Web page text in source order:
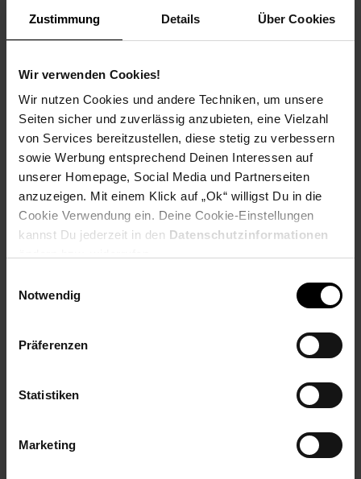
Zustimmung Details Über Cookies
Wir verwenden Cookies!
Wir nutzen Cookies und andere Techniken, um unsere
Seiten sicher und zuverlässig anzubieten, eine Vielzahl
von Services bereitzustellen, diese stetig zu verbessern
sowie Werbung entsprechend Deinen Interessen auf
unserer Homepage, Social Media und Partnerseiten
anzuzeigen. Mit einem Klick auf „Ok“ willigst Du in die
Cookie Verwendung ein. Deine Cookie-Einstellungen
kannst Du jederzeit in den Datenschutzinformationen
Notwendig
Präferenzen
Statistiken
Marketing
PAYBACK
Payback Punkte Basis°Punkte:
49
HP LaserJet Druckkassetten drucken Sie spielend einfach
Berichte, Korrespondenz und Rechnungen in professioneller
Artikelnummer: 3093692000
Druckerpatronen